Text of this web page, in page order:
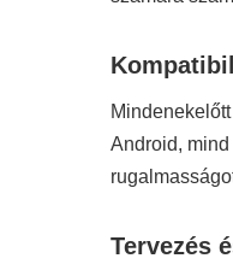
Android,
Tervezés